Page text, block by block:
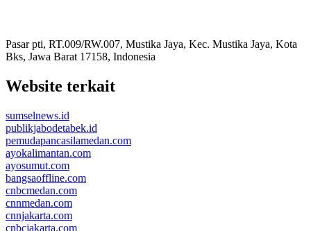
Pasar pti, RT.009/RW.007, Mustika Jaya, Kec. Mustika Jaya, Kota
Bks, Jawa Barat 17158, Indonesia
Website terkait
sumselnews.id
publikjabodetabek.id
pemudapancasilamedan.com
ayokalimantan.com
ayosumut.com
bangsaoffline.com
cnbcmedan.com
cnnmedan.com
cnnjakarta.com
cnbcjakarta.com